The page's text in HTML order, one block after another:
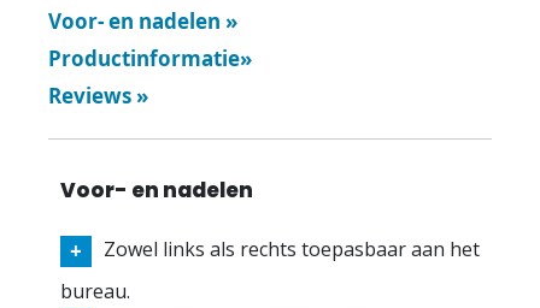
Voor- en nadelen »
Productinformatie»
Reviews »
Voor- en nadelen
Zowel links als rechts toepasbaar aan het
bureau.